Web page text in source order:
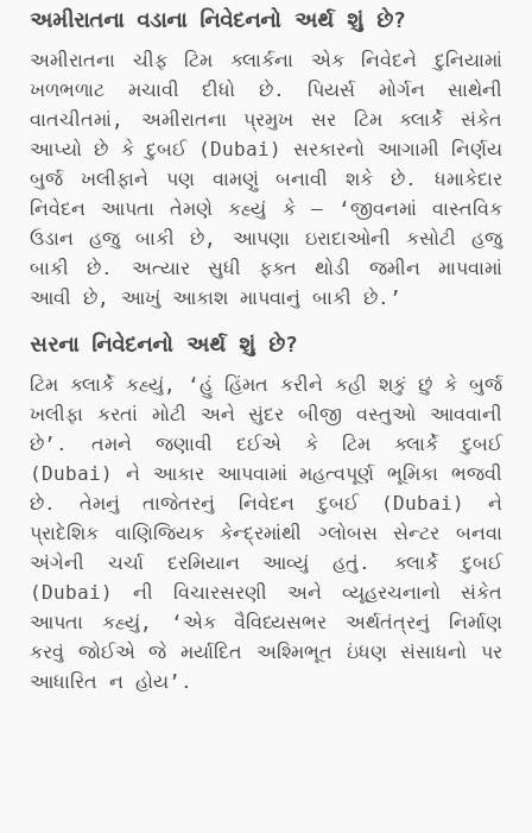
અમીરાતના વડાના નિવેદનનો અર્થ શું છે?
અમીરાતના ચીફ ટિમ ક્લાર્કના એક નિવેદને દુનિયામાં
ખળભળાટ મચાવી દીધો છે. પિયર્સ મોર્ગન સાથેની
વાતચીતમાં, અમીરાતના પ્રમુખ સર ટિમ ક્લાર્કે સંકેત
આપ્યો છે કે દુબઈ (Dubai) સરકારનો આગામી નિર્ણય
બુર્જ ખલીફાને પણ વામણું બનાવી શકે છે. ધમાકેદાર
નિવેદન આપતા તેમણે કહ્યું કે – ‘જીવનમાં વાસ્તવિક
ઉડાન હજુ બાકી છે, આપણા ઇરાદાઓની કસોટી હજુ
બાકી છે. અત્યાર સુધી ફક્ત થોડી જમીન માપવામાં
આવી છે, આખું આકાશ માપવાનું બાકી છે.’
સરના નિવેદનનો અર્થ શું છે?
ટિમ ક્લાર્કે કહ્યું, ‘હું હિંમત કરીને કહી શકું છું કે બુર્જ
ખલીફા કરતાં મોટી અને સુંદર બીજી વસ્તુઓ આવવાની
છે’. તમને જણાવી દઈએ કે ટિમ ક્લાર્કે દુબઈ
(Dubai) ને આકાર આપવામાં મહત્વપૂર્ણ ભૂમિકા ભજવી
છે. તેમનું તાજેતરનું નિવેદન દુબઈ (Dubai) ને
પ્રાદેશિક વાણિજ્યિક કેન્દ્રમાંથી ગ્લોબસ સેન્ટર બનવા
અંગેની ચર્ચા દરમિયાન આવ્યું હતું. ક્લાર્કે દુબઈ
(Dubai) ની વિચારસરણી અને વ્યૂહરચનાનો સંકેત
આપતા કહ્યું, ‘એક વૈવિધ્યસભર અર્થતંત્રનું નિર્માણ
કરવું જોઈએ જે મર્યાદિત અશ્મિભૂત ઇંધણ સંસાધનો પર
આધારિત ન હોય’.